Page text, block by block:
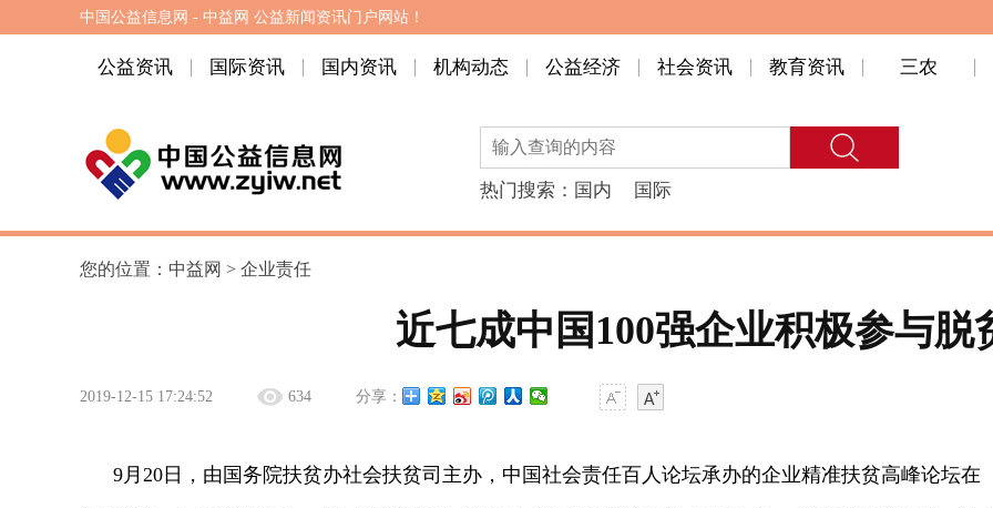
中国公益信息网 - 中益网 公益新闻资讯门户网站！
公益资讯 国际资讯 国内资讯 机构动态 公益经济 社会资讯 教育资讯 三农
热门搜索： 国内 国际
您的位置： 中益网 > 企业责任
近七成中国100强企业积极参与脱
2019-12-15 17:24:52 634 分享：
9月20日，由国务院扶贫办社会扶贫司主办，中国社会责任百人论坛承办的企业精准扶贫高峰论坛在